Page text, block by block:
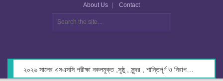
About Us Contact